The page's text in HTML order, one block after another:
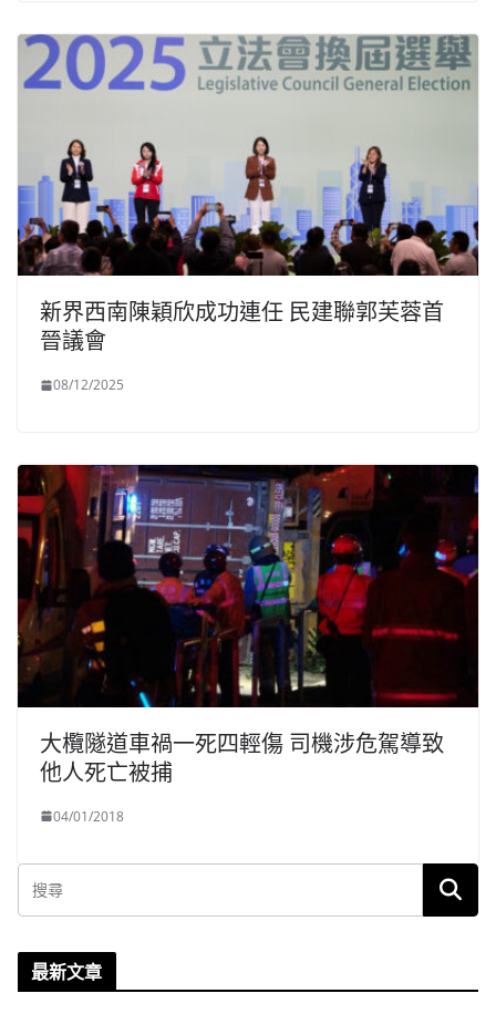
新界西南陳穎欣成功連任 民建聯郭芙蓉首
晉議會
08/12/2025
大欖隧道車禍一死四輕傷 司機涉危駕導致
他人死亡被捕
04/01/2018
最新文章